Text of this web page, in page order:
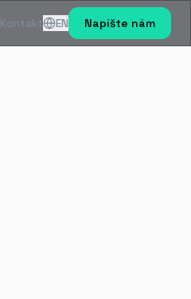
Kontakt EN Napíšte nám